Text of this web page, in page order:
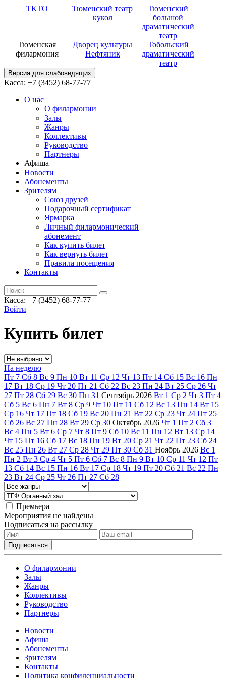
ТКТО
Тюменский театр
кукол
Тюменский
большой
драматический
театр
Тюменская
филармония
Дворец культуры
Нефтяник
Тобольский
драматический
театр
Версия для слабовидящих
Касса: +7 (3452) 68-77-77
О нас
О филармонии
Залы
Жанры
Коллективы
Руководство
Партнеры
Афиша
Новости
Абонементы
Зрителям
Союз друзей
Подарочный сертификат
Ярмарка
Личный филармонический
абонемент
Как купить билет
Как вернуть билет
Правила посещения
Контакты
Касса: +7 (3452) 68-77-77
Войти
Купить билет
На неделю
Пт 7 Сб 8 Вс 9 Пн 10 Вт 11 Ср 12 Чт 13 Пт 14 Сб 15 Вс 16 Пн
17 Вт 18 Ср 19 Чт 20 Пт 21 Сб 22 Вс 23 Пн 24 Вт 25 Ср 26 Чт
27 Пт 28 Сб 29 Вс 30 Пн 31 Сентябрь 2026 Вт 1 Ср 2 Чт 3 Пт 4
Сб 5 Вс 6 Пн 7 Вт 8 Ср 9 Чт 10 Пт 11 Сб 12 Вс 13 Пн 14 Вт 15
Ср 16 Чт 17 Пт 18 Сб 19 Вс 20 Пн 21 Вт 22 Ср 23 Чт 24 Пт 25
Сб 26 Вс 27 Пн 28 Вт 29 Ср 30 Октябрь 2026 Чт 1 Пт 2 Сб 3
Вс 4 Пн 5 Вт 6 Ср 7 Чт 8 Пт 9 Сб 10 Вс 11 Пн 12 Вт 13 Ср 14
Чт 15 Пт 16 Сб 17 Вс 18 Пн 19 Вт 20 Ср 21 Чт 22 Пт 23 Сб 24
Вс 25 Пн 26 Вт 27 Ср 28 Чт 29 Пт 30 Сб 31 Ноябрь 2026 Вс 1
Пн 2 Вт 3 Ср 4 Чт 5 Пт 6 Сб 7 Вс 8 Пн 9 Вт 10 Ср 11 Чт 12 Пт
13 Сб 14 Вс 15 Пн 16 Вт 17 Ср 18 Чт 19 Пт 20 Сб 21 Вс 22 Пн
23 Вт 24 Ср 25 Чт 26 Пт 27 Сб 28
Премьера
Мероприятия не найдены
Подписаться на рассылку
О филармонии
Залы
Жанры
Коллективы
Руководство
Партнеры
Новости
Афиша
Абонементы
Зрителям
Контакты
Политика конфиденциальности